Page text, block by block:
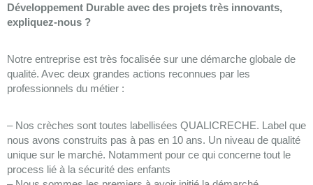
Développement Durable avec des projets très innovants,
expliquez-nous ?
Notre entreprise est très focalisée sur une démarche globale de
qualité. Avec deux grandes actions reconnues par les
professionnels du métier :
– Nos crèches sont toutes labellisées QUALICRECHE. Label que
nous avons construits pas à pas en 10 ans. Un niveau de qualité
unique sur le marché. Notamment pour ce qui concerne tout le
process lié à la sécurité des enfants